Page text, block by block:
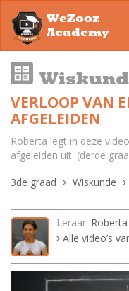
WeZooz
Academy
VERLOOP VAN
AFGELEIDEN
Roberta legt in deze
afgeleiden uit. (derde
3de graad
Wiskunde
Leraar:
Alle video’s